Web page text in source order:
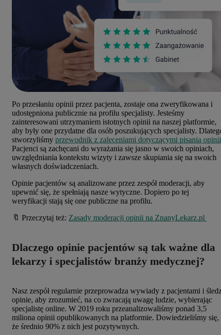
Po przesłaniu opinii przez pacjenta, zostaje ona zweryfikowana i
udostępniona publicznie na profilu specjalisty. Jesteśmy
zainteresowani utrzymaniem istotnych opinii na naszej platformie,
aby były one przydatne dla osób poszukujących specjalisty.
stworzyliśmy przewodnik z zaleceniami dotyczącymi pisania opinii
Pacjenci są zachęcani do wyrażania się jasno w swoich opiniach,
uwzględniania kontekstu wizyty i zawsze skupiania się na swoich
własnych doświadczeniach.
Opinie pacjentów są analizowane przez zespół moderacji, aby
upewnić się, że spełniają nasze wytyczne. Dopiero po tej
weryfikacji stają się one publiczne na profilu.
🔖 Przeczytaj też: Zasady moderacji opinii na ZnanyLekarz.pl
Dlaczego opinie pacjentów są tak ważne dla
lekarzy i specjalistów branży medycznej?
Nasz zespół regularnie przeprowadza wywiady z pacjentami i
opinie, aby zrozumieć, na co zwracają uwagę ludzie, wybierając
specjalistę online. W 2019 roku przeanalizowaliśmy ponad 3,5
miliona opinii opublikowanych na platformie. Dowiedzieliśmy się,
że średnio 90% z nich jest pozytywnych.